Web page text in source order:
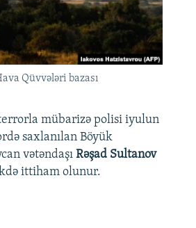
Qüvvələri bazası
mübarizə polisi iyulun
saxlanılan Böyük
vətəndaşı Rəşad Sultanov
ittiham olunur.